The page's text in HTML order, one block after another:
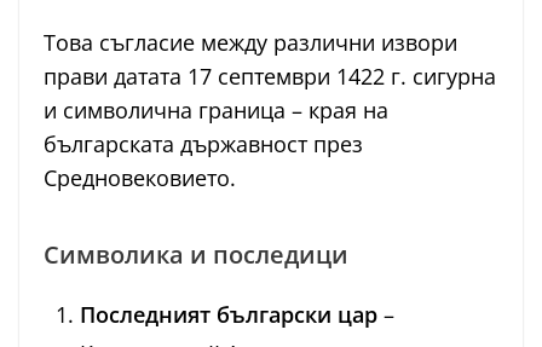
Това съгласие между различни извори
прави датата 17 септември 1422 г. сигурна
и символична граница – края на
българската държавност през
Средновековието.
Символика и последици
Последният български цар –